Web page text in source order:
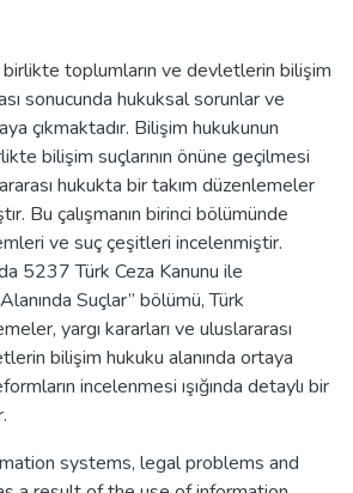
toplumların ve devletlerin bilişim
sonucunda hukuksal sorunlar ve
çıkmaktadır. Bilişim hukukunun
bilişim suçlarının önüne geçilmesi
hukukta bir takım düzenlemeler
Bu çalışmanın birinci bölümünde
ve suç çeşitleri incelenmiştir.
5237 Türk Ceza Kanunu ile
Suçlar” bölümü, Türk
yargı kararları ve uluslararası
bilişim hukuku alanında ortaya
incelenmesi ışığında detaylı bir
systems, legal problems and